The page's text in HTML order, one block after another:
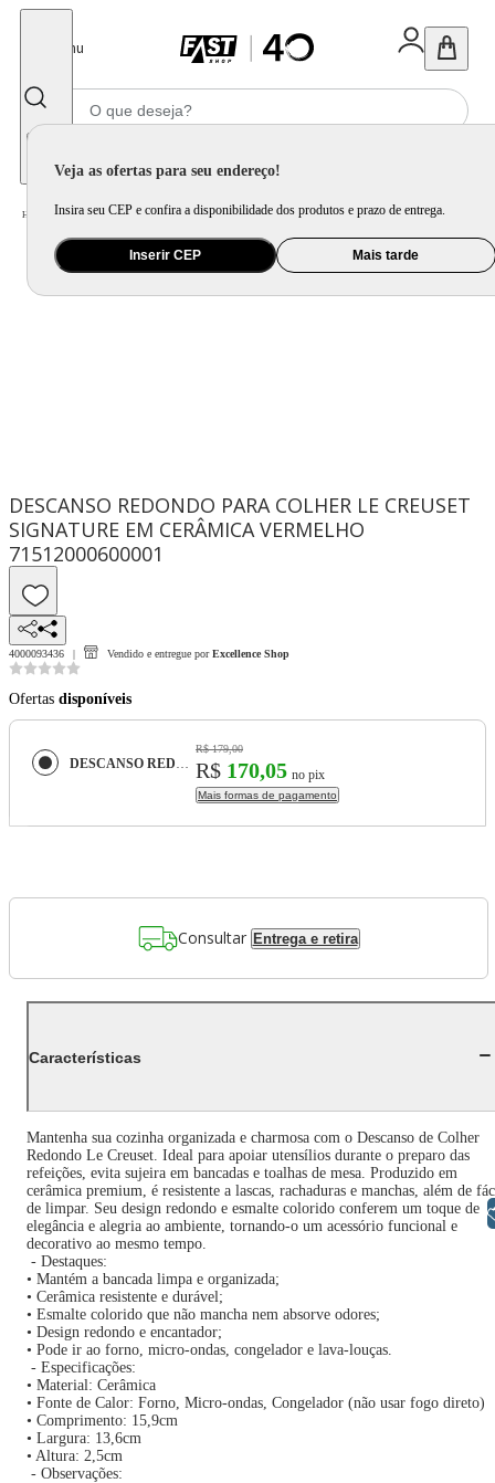
Menu
Veja as ofertas para seu endereço!
Insira seu CEP e confira a disponibilidade dos produtos e prazo de entrega.
Inserir CEP Mais tarde
Home Utilidade Doméstica Cozinha / Utensilio de Bancada
DESCANSO REDONDO PARA COLHER LE CREUSET
SIGNATURE EM CERÂMICA VERMELHO
71512000600001
4000093436 Vendido e entregue por Excellence Shop
Ofertas disponíveis
DESCANSO REDONDO PARA COLHER LE CREUSET SIGNATURE EM CERÂMICA VERMELHO 71512000600001
R$ 179,00
R$ 170,05 no pix
Mais formas de pagamento
Consultar Entrega e retira
Características
Mantenha sua cozinha organizada e charmosa com o Descanso de Colher
Redondo Le Creuset. Ideal para apoiar utensílios durante o preparo das
refeições, evita sujeira em bancadas e toalhas de mesa. Produzido em
cerâmica premium, é resistente a lascas, rachaduras e manchas, além de
de limpar. Seu design redondo e esmalte colorido conferem um toque de
elegância e alegria ao ambiente, tornando-o um acessório funcional e
decorativo ao mesmo tempo.
- Destaques:
• Mantém a bancada limpa e organizada;
• Cerâmica resistente e durável;
• Esmalte colorido que não mancha nem absorve odores;
• Design redondo e encantador;
• Pode ir ao forno, micro-ondas, congelador e lava-louças.
- Especificações:
• Material: Cerâmica
• Fonte de Calor: Forno, Micro-ondas, Congelador (não usar fogo direto)
• Comprimento: 15,9cm
• Largura: 13,6cm
• Altura: 2,5cm
- Observações:
Libras